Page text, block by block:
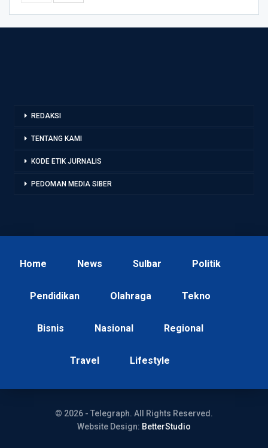
REDAKSI
TENTANG KAMI
KODE ETIK JURNALIS
PEDOMAN MEDIA SIBER
Home News Sulbar Politik
Pendidikan Olahraga Tekno
Bisnis Nasional Regional
Travel Lifestyle
© 2026 - Telegraph. All Rights Reserved.
Website Design: BetterStudio